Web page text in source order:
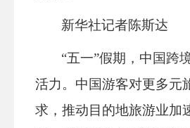
新华社记者陈斯达
“五一”假期，中国跨
活力。中国游客对更多元
求，推动目的地旅游业加